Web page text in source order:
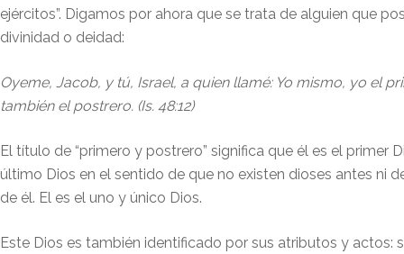
ejércitos”. Digamos por ahora que se trata de alguien que
divinidad o deidad:
Oyeme, Jacob, y tú, Israel, a quien llamé: Yo mismo, yo el
también el postrero. (Is. 48:12)
El título de “primero y postrero” significa que él es el primer
último Dios en el sentido de que no existen dioses antes ni
de él. El es el uno y único Dios.
Este Dios es también identificado por sus atributos y actos: